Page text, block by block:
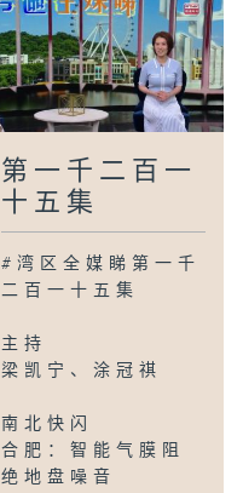
第一千二百一
十五集
#湾区全媒睇第一千
二百一十五集
主持
梁凯宁、涂冠祺
南北快闪
合肥：智能气膜阻
绝地盘噪音